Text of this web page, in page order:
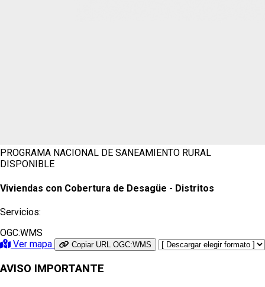
PROGRAMA NACIONAL DE SANEAMIENTO RURAL
DISPONIBLE
Viviendas con Cobertura de Desagüe - Distritos
Servicios:
OGC:WMS
Ver mapa
Copiar URL OGC:WMS
AVISO IMPORTANTE